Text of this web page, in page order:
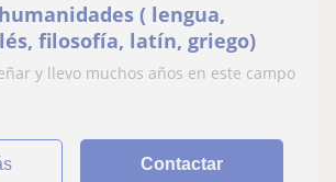
( lengua,
filosofía, latín, griego)
y llevo muchos años en este campo
Contactar